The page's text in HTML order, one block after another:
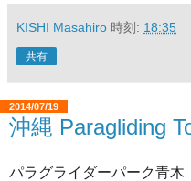
KISHI Masahiro 時刻: 18:35
共有
2014/07/19
沖縄 Paragliding
パラグライダーパーク青